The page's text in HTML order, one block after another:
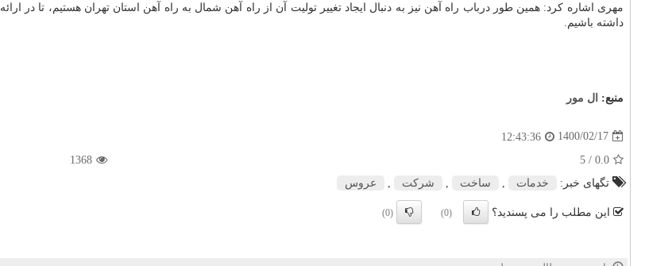
مهری اشاره کرد: همین طور درباب راه آهن نیز به دنبال ایجاد تغییر تولیت آن از راه آهن شمال به راه آهن استان تهران هستیم، تا در ارائه
داشته باشیم.
منبع: ال مور
1400/02/17
12:43:36
0.0
/ 5
1368
تگهای خبر:
خدمات , ساخت , شركت , عروس
این مطلب را می پسندید؟ (0)
(0)